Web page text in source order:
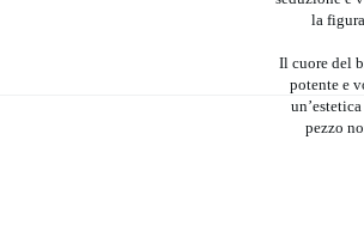
la
Il cuore del
potente e
pezzo